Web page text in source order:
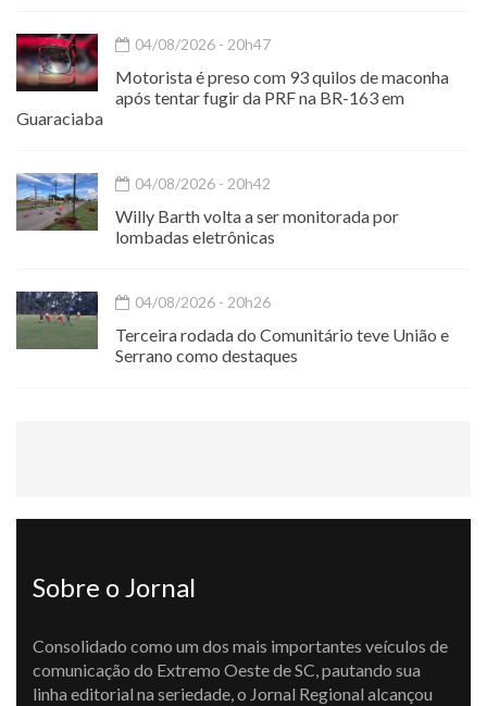
04/08/2026 - 20h47
Motorista é preso com 93 quilos de maconha
após tentar fugir da PRF na BR-163 em
Guaraciaba
04/08/2026 - 20h42
Willy Barth volta a ser monitorada por
lombadas eletrônicas
04/08/2026 - 20h26
Terceira rodada do Comunitário teve União e
Serrano como destaques
Sobre o Jornal
Consolidado como um dos mais importantes veículos de
comunicação do Extremo Oeste de SC, pautando sua
linha editorial na seriedade, o Jornal Regional alcançou